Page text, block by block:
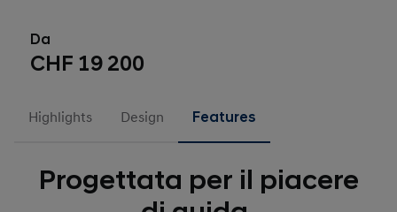
Da
CHF 19 200
Highlights Design Features
Progettata per il piacere